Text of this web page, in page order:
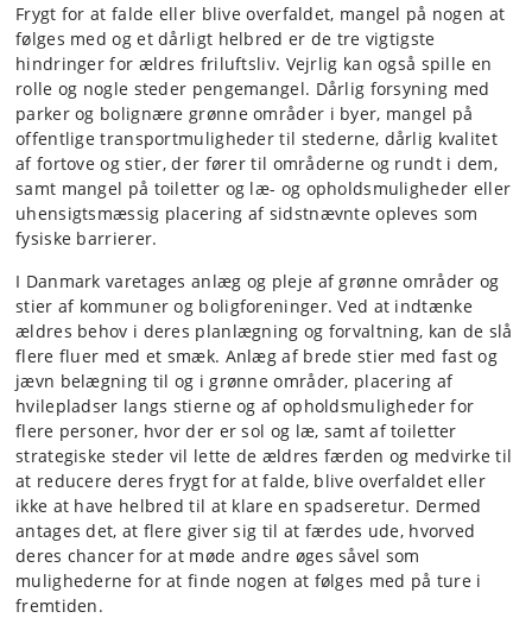
Frygt for at falde eller blive overfaldet, mangel på nogen at
følges med og et dårligt helbred er de tre vigtigste
hindringer for ældres friluftsliv. Vejrlig kan også spille en
rolle og nogle steder pengemangel. Dårlig forsyning med
parker og bolignære grønne områder i byer, mangel på
offentlige transportmuligheder til stederne, dårlig kvalitet
af fortove og stier, der fører til områderne og rundt i dem,
samt mangel på toiletter og læ- og opholdsmuligheder eller
uhensigtsmæssig placering af sidstnævnte opleves som
fysiske barrierer.
I Danmark varetages anlæg og pleje af grønne områder og
stier af kommuner og boligforeninger. Ved at indtænke
ældres behov i deres planlægning og forvaltning, kan de slå
flere fluer med et smæk. Anlæg af brede stier med fast og
jævn belægning til og i grønne områder, placering af
hvilepladser langs stierne og af opholdsmuligheder for
flere personer, hvor der er sol og læ, samt af toiletter
strategiske steder vil lette de ældres færden og medvirke til
at reducere deres frygt for at falde, blive overfaldet eller
ikke at have helbred til at klare en spadseretur. Dermed
antages det, at flere giver sig til at færdes ude, hvorved
deres chancer for at møde andre øges såvel som
mulighederne for at finde nogen at følges med på ture i
fremtiden.